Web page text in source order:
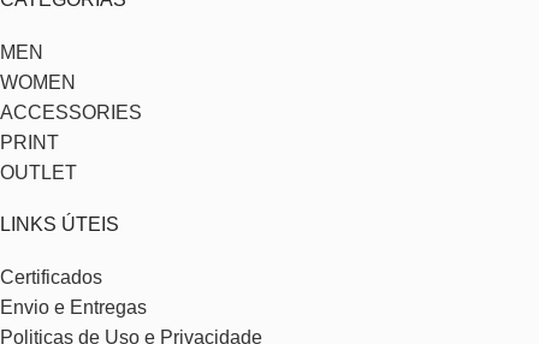
MEN
WOMEN
ACCESSORIES
PRINT
OUTLET
LINKS ÚTEIS
Certificados
Envio e Entregas
Politicas de Uso e Privacidade